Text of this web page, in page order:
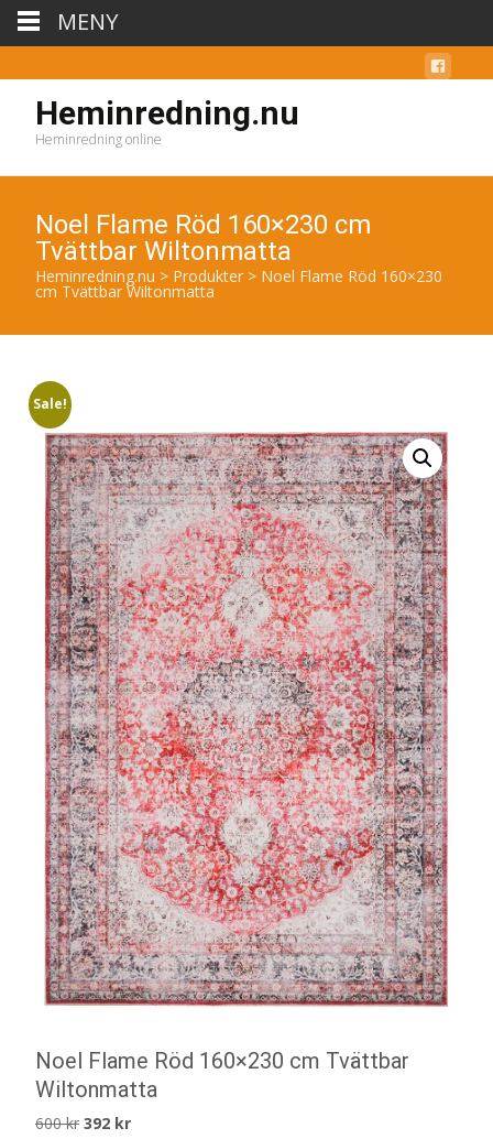
Heminredning.nu
Heminredning online
Noel Flame Röd 160×230 cm
Tvättbar Wiltonmatta
Heminredning.nu > Produkter > Noel Flame Röd 160×230
cm Tvättbar Wiltonmatta
Sale!
Noel Flame Röd 160×230 cm Tvättbar
Wiltonmatta
600kr Det
392 krDet
MENY